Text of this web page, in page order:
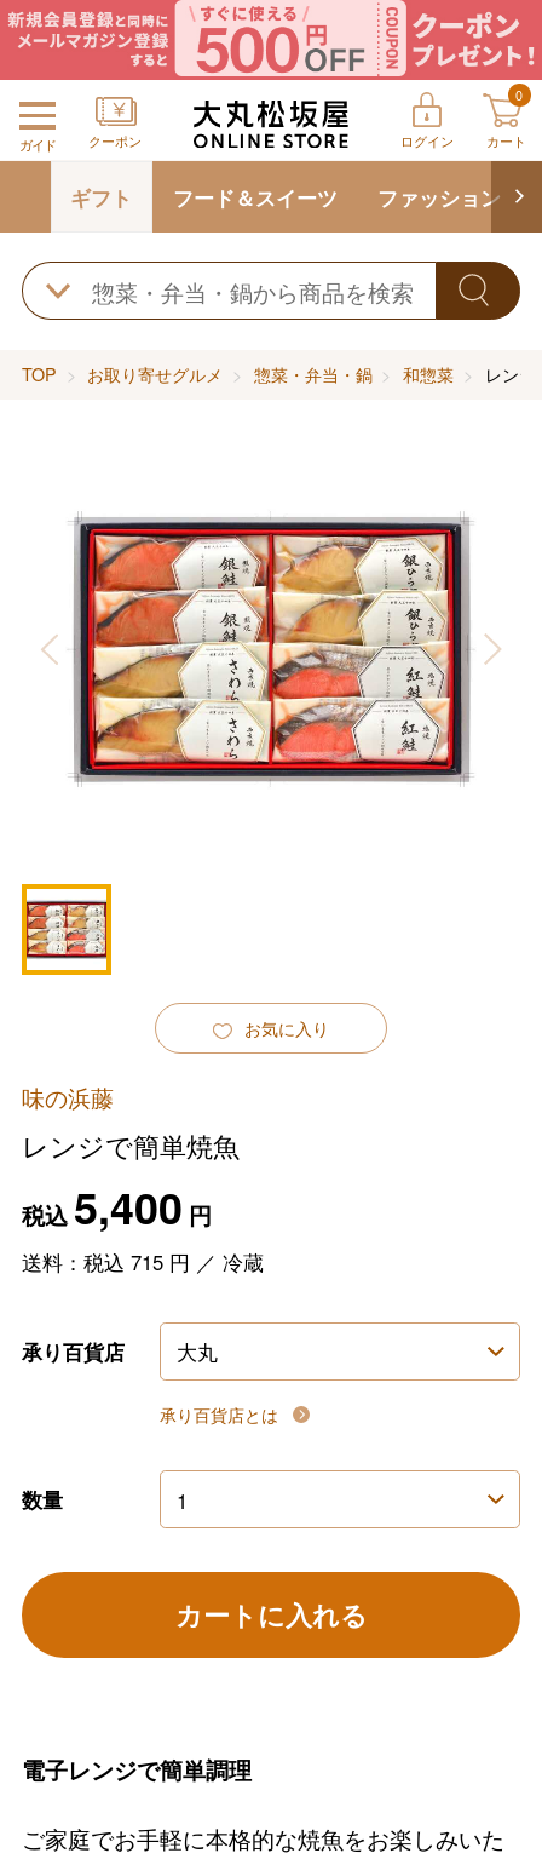
ガイド クーポン ログイン
0
カート
ギフト フード＆スイーツ ファッション
TOP お取り寄せグルメ 惣菜・弁当・鍋 和惣菜 レン
お気に入り
味の浜藤
レンジで簡単焼魚
税込5,400 円
送料：税込 715円 ／ 冷蔵
承り百貨店
承り百貨店とは
数量
カートに入れる
電子レンジで簡単調理
ご家庭でお手軽に本格的な焼魚をお楽しみいた